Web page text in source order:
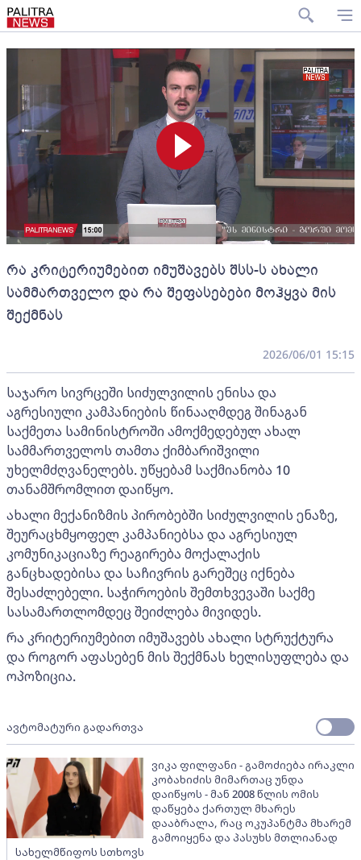
რა კრიტერიუმებით იმუშავებს შსს-ს ახალი
სამმართველო და რა შეფასებები მოჰყვა მის
შექმნას
2026/06/01 15:15
საჯარო სივრცეში სიძულვილის ენისა და
აგრესიული კამპანიების წინააღმდეგ შინაგან
საქმეთა სამინისტროში ამოქმედებულ ახალ
სამმართველოს თამთა ქიმბარიშვილი
უხელმძღვანელებს. უწყებამ საქმიანობა 10
თანამშრომლით დაიწყო.
ახალი მექანიზმის პირობებში სიძულვილის ენაზე,
შეურაცხმყოფელ კამპანიებსა და აგრესიულ
კომუნიკაციაზე რეაგირება მოქალაქის
განცხადებისა და საჩივრის გარეშეც იქნება
შესაძლებელი. საჭიროების შემთხვევაში საქმე
სასამართლომდეც შეიძლება მივიდეს.
რა კრიტერიუმებით იმუშავებს ახალი სტრუქტურა
და როგორ აფასებენ მის შექმნას ხელისუფლება და
ოპოზიცია.
ავტომატური გადართვა
ვიკა ფილფანი - გამოძიება ირაკლი
კობახიძის მიმართაც უნდა
დაიწყოს - მან 2008 წლის ომის
დაწყება ქართულ მხარეს
დააბრალა, რაც ოკუპანტმა მხარემ
გამოიყენა და პასუხს მთლიანად
სახელმწიფოს სთხოვს